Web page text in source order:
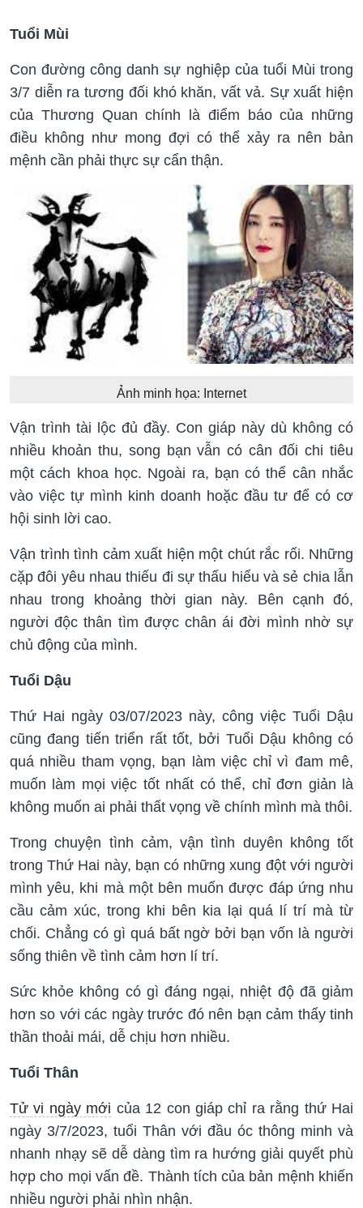
Tuổi Mùi
Con đường công danh sự nghiệp của tuổi Mùi trong
3/7 diễn ra tương đối khó khăn, vất vả. Sự xuất hiện
của Thương Quan chính là điểm báo của những
điều không như mong đợi có thể xảy ra nên bản
mệnh cần phải thực sự cẩn thận.
Ảnh minh họa: Internet
Vận trình tài lộc đủ đầy. Con giáp này dù không có
nhiều khoản thu, song bạn vẫn có cân đối chi tiêu
một cách khoa học. Ngoài ra, bạn có thể cân nhắc
vào việc tự mình kinh doanh hoặc đầu tư để có cơ
hội sinh lời cao.
Vận trình tình cảm xuất hiện một chút rắc rối. Những
cặp đôi yêu nhau thiếu đi sự thấu hiểu và sẻ chia lẫn
nhau trong khoảng thời gian này. Bên cạnh đó,
người độc thân tìm được chân ái đời mình nhờ sự
chủ động của mình.
Tuổi Dậu
Thứ Hai ngày 03/07/2023 này, công việc Tuổi Dậu
cũng đang tiến triển rất tốt, bởi Tuổi Dậu không có
quá nhiều tham vọng, bạn làm việc chỉ vì đam mê,
muốn làm mọi việc tốt nhất có thể, chỉ đơn giản là
không muốn ai phải thất vọng về chính mình mà thôi.
Trong chuyện tình cảm, vận tình duyên không tốt
trong Thứ Hai này, bạn có những xung đột với người
mình yêu, khi mà một bên muốn được đáp ứng nhu
cầu cảm xúc, trong khi bên kia lại quá lí trí mà từ
chối. Chẳng có gì quá bất ngờ bởi bạn vốn là người
sống thiên về tình cảm hơn lí trí.
Sức khỏe không có gì đáng ngại, nhiệt độ đã giảm
hơn so với các ngày trước đó nên bạn cảm thấy tinh
thần thoải mái, dễ chịu hơn nhiều.
Tuổi Thân
Tử vi ngày mới của 12 con giáp chỉ ra rằng thứ Hai
ngày 3/7/2023, tuổi Thân với đầu óc thông minh và
nhanh nhạy sẽ dễ dàng tìm ra hướng giải quyết phù
hợp cho mọi vấn đề. Thành tích của bản mệnh khiến
nhiều người phải nhìn nhận.